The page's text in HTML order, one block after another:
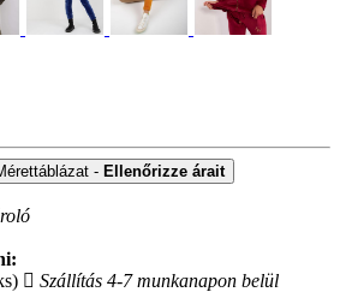
- Ellenőrizze árait
Szállítás 4-7 munkanapon belül